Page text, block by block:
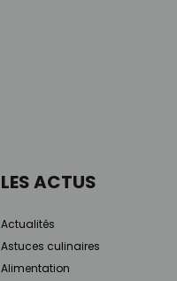
LES ACTUS
Actualités
Astuces culinaires
Alimentation